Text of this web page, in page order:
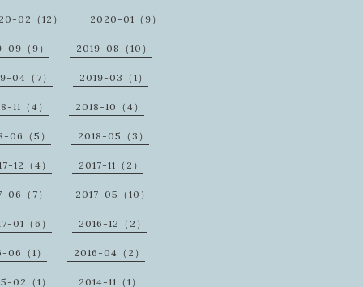
02（12） 2020-01（9）
09（9） 2019-08（10）
04（7） 2019-03（1）
11（4） 2018-10（4）
06（5） 2018-05（3）
12（4） 2017-11（2）
06（7） 2017-05（10）
01（6） 2016-12（2）
06（1） 2016-04（2）
02（1） 2014-11（1）